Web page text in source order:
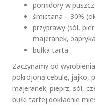
pomidory w
śmietana – 30%
przyprawy (sól,
majeranek,
bułka tarta
Zaczynamy od
pokrojoną cebulę, jajko,
majeranek, pieprz, sól,
bułki tartej dokładnie